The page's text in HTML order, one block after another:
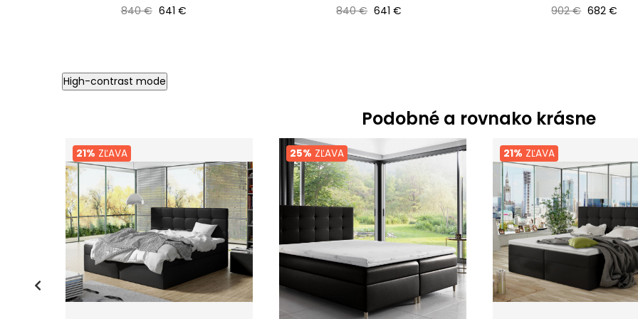
Bežná cena
840 € Cena
641 €
Bežná cena
840 € Cena
641 €
Bežná cena
902 € Cena
682 €
High-contrast mode
Podobné a rovnako krásne
21% ZĽAVA 25% ZĽAVA 21% ZĽAVA